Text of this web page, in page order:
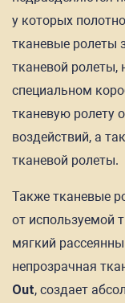
у которых
тканевые ролеты
тканевой ролеты,
специальном
тканевую ролету
воздействий, а
тканевой ролеты.
Также тканевые
от используемой
мягкий
непрозрачная
Out, создает